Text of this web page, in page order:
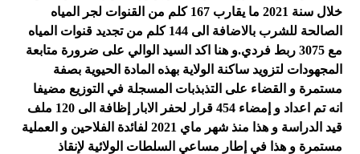
خلال سنة 2021 ما يقارب 167 كلم من القنوات لجر المياه
الصالحة للشرب بالاضافة الى 144 كلم من تجديد قنوات المياه
مع 3075 ربط فردي
.و هنا اكد السيد الوالي على ضرورة متابعة
المجهودات لتزويد ساكنة الولاية بهذه المادة الحيوية بصفة
مستمرة و القضاء على التذبذبات المسجلة في التوزيع مضيفا
انه تم اعداد و إمضاء 454 قرار لحفر الابار إظافة الى 120 ملف
قيد الدراسة و هذا منذ شهر ماي 2021 لفائدة الفلاحين و العملية
مستمرة و هذا في إطار مساعي السلطات الولائية لإنقاذ